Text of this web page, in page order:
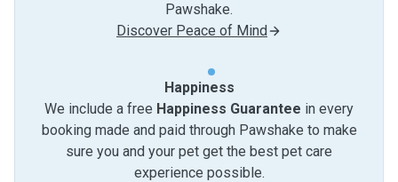
Pawshake.
Discover Peace of Mind
Happiness
We include a free Happiness Guarantee in every
booking made and paid through Pawshake to make
sure you and your pet get the best pet care
experience possible.